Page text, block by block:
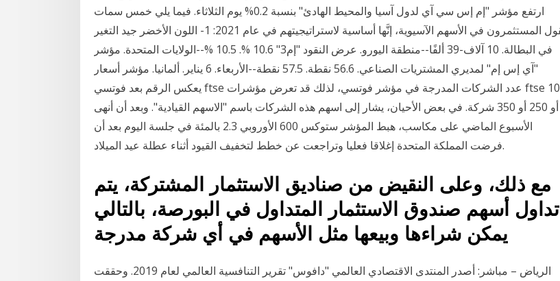
ارتفع مؤشر "إم إس سي آي لدول آسيا والمحيط الهادئ" بنسبة 0.2% يوم الثلاثاء. فيما يلي خمس سمات
يقول المستثمرون في الأسهم الآسيوية، إنَّها أساسية لاستراتيجيتهم في عام 2021: 1- اللون الأخضر جيد التغير
في البطالة. 10 آلاف-39 ألفًا--منطقة اليورو. عرض النقود "إم3" 10.6 %. 10.5 %--الولايات المتحدة. مؤشر
"آي إس إم" لمديري المشتريات الصناعي. 56.6 نقطة. 57.5 نقطة--الأربعاء. 6 يناير. ألمانيا. مؤشر أسعار
يعكس الرقم بعد فوتسي ftse عدد الشركات المدرجة في مؤشر فوتسي، لذلك قد تعرض مؤشرات ftse 100
أو 250 أو 350 شركة. في بعض الأحيان، يشار إلى اسهم هذه الشركات باسم "الاسهم القيادية". وبعد أن أنهى
الأسبوع الماضي على مكاسب، هبط المؤشر ستوكس 600 الأوروبي 2.3 بالمئة في جلسة اليوم بعد أن
فرضت المملكة المتحدة إغلاقا فعليا وتراجعت عن خطط لتخفيف القيود أثناء عطلة عيد الميلاد.
مع ذلك، وعلى النقيض من صناديق الاستثمار المشتركة، يتم
تداول أسهم صندوق الاستثمار المتداول في البورصة، بالتالي
الرياض – مباشر: أصدر المنتدى الاقتصادي العالمي "دافوس" تقرير التنافسية العالمي لعام 2019. وحققت